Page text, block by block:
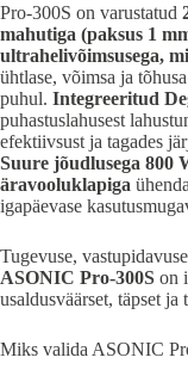
Pro-300S on varustatud
mahutiga (paksus 1
ultrahelivõimsusega,
ühtlase, võimsa ja
puhul. Integreeritud
puhastuslahusest
efektiivsust ja tagades
Suure jõudlusega 800
äravooluklapiga
igapäevase
Tugevuse,
ASONIC Pro-300S on
usaldusväärset, täpset
Miks valida ASONIC